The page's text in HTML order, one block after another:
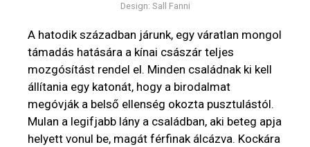
Design: Sall Fanni
A hatodik században járunk, egy váratlan mongol
támadás hatására a kínai császár teljes
mozgósítást rendel el. Minden családnak ki kell
állítania egy katonát, hogy a birodalmat
megóvják a belső ellenség okozta pusztulástól.
Mulan a legifjabb lány a családban, aki beteg apja
helyett vonul be, magát férfinak álcázva. Kockára